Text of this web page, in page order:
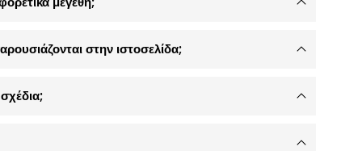
στην ιστοσελίδα;